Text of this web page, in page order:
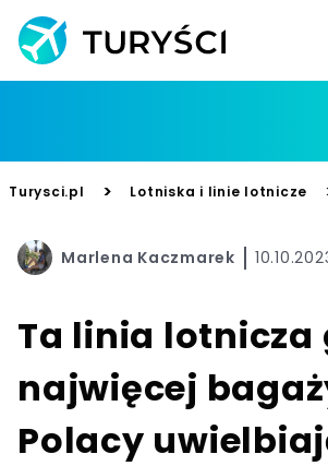
Turysci.pl > Lotniska i linie lotnicze
Marlena Kaczmarek
Ta linia lotnicza
najwięcej
Polacy